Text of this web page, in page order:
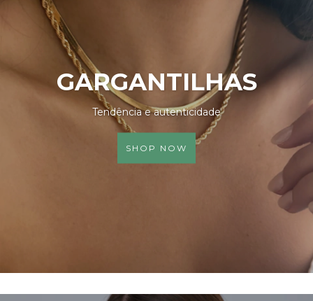
GARGANTILHAS
Tendência e autenticidade
SHOP NOW